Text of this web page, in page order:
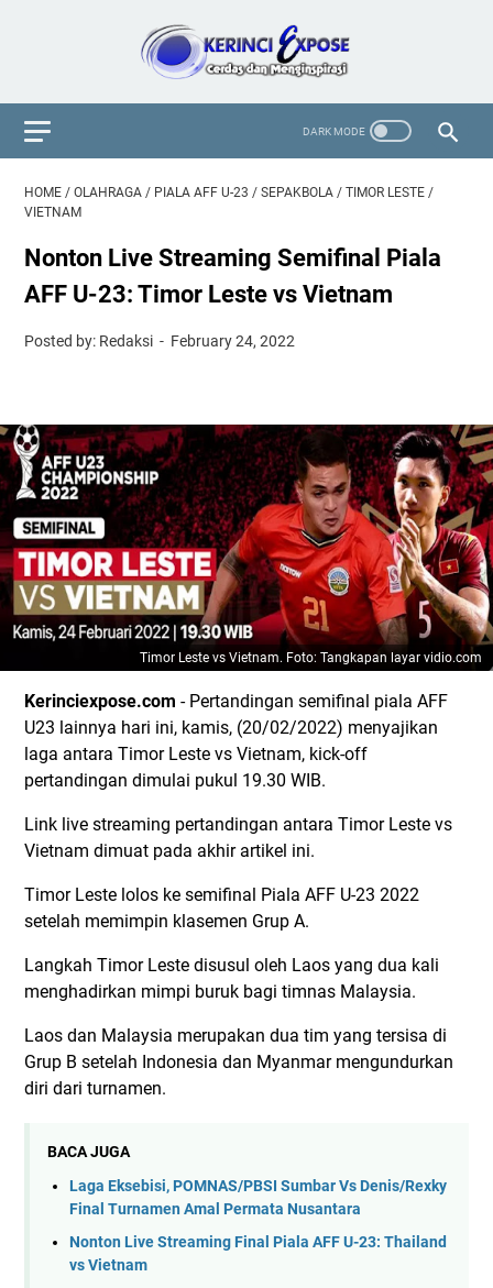
HOME / OLAHRAGA / PIALA AFF U-23 / SEPAKBOLA / TIMOR LESTE /
VIETNAM
Nonton Live Streaming Semifinal Piala
AFF U-23: Timor Leste vs Vietnam
Posted by: Redaksi February 24, 2022
Timor Leste vs Vietnam. Foto: Tangkapan layar vidio.com
Kerinciexpose.com - Pertandingan semifinal piala AFF
U23 lainnya hari ini, kamis, (20/02/2022) menyajikan
laga antara Timor Leste vs Vietnam, kick-off
pertandingan dimulai pukul 19.30 WIB.
Link live streaming pertandingan antara Timor Leste vs
Vietnam dimuat pada akhir artikel ini.
Timor Leste lolos ke semifinal Piala AFF U-23 2022
setelah memimpin klasemen Grup A.
Langkah Timor Leste disusul oleh Laos yang dua kali
menghadirkan mimpi buruk bagi timnas Malaysia.
Laos dan Malaysia merupakan dua tim yang tersisa di
Grup B setelah Indonesia dan Myanmar mengundurkan
diri dari turnamen.
BACA JUGA
Laga Eksebisi, POMNAS/PBSI Sumbar Vs Denis/Rexky
Final Turnamen Amal Permata Nusantara
Nonton Live Streaming Final Piala AFF U-23: Thailand
vs Vietnam